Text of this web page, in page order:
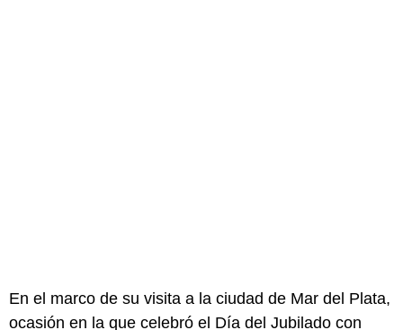
En el marco de su visita a la ciudad de Mar del Plata,
ocasión en la que celebró el Día del Jubilado con